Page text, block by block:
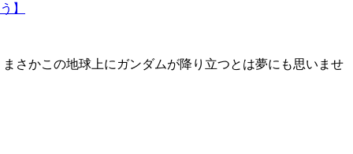
】
さかこの地球上にガンダムが降り立つとは夢にも思いませ